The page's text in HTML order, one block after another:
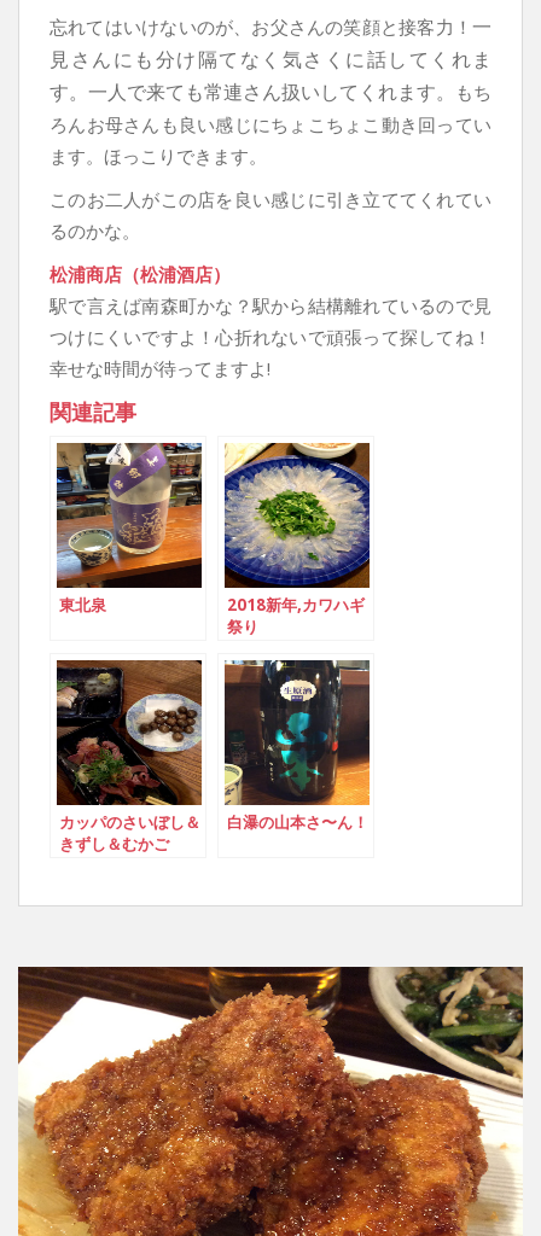
忘れてはいけないのが、お父さんの笑顔と接客力！ 一
見さんにも分け隔てなく気さくに話してくれま
す。 一人で来ても常連さん扱いしてくれます。
もち
ろんお母さんも良い感じにちょこちょこ動き回ってい
ます。ほっこりできます。
このお二人がこの店を良い感じに引き立ててくれてい
るのかな。
松浦商店（松浦酒店）
駅で言えば南森町かな？駅から結構離れているので見
つけにくいですよ！心折れないで頑張って探してね！
幸せな時間が待ってますよ!
関連記事
東北泉
2018新年,カワハギ
祭り
カッパのさいぼし＆
きずし＆むかご
白瀑の山本さ〜ん！